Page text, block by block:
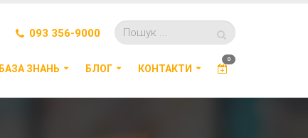
093 356-9000
БАЗА ЗНАНЬ БЛОГ КОНТАКТИ
0